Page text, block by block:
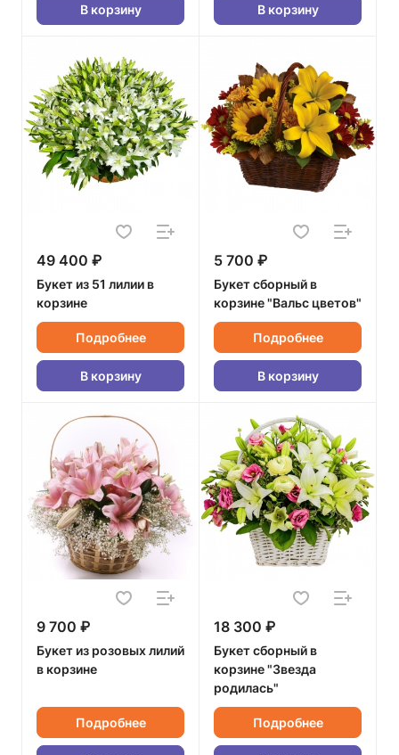
В корзину В корзину
49 400 ₽
Букет из 51 лилии в
корзине
Подробнее
В корзину
5 700 ₽
Букет сборный в
корзине "Вальс цветов"
Подробнее
В корзину
9 700 ₽
Букет из розовых лилий
в корзине
Подробнее
18 300 ₽
Букет сборный в
корзине "Звезда
родилась"
Подробнее